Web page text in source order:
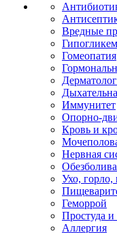
Вредные
Гомеопатия
Иммунитет
Опорно-
Кровь и
Нервная
Ухо, горло,
Геморрой
Простуда и
Аллергия